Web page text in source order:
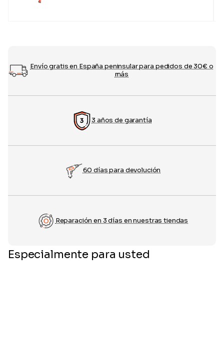
Envío gratis en España peninsular para pedidos de 30€ o
más
3 años de garantía
60 días para devolución
Reparación en 3 días en nuestras tiendas
Especialmente para usted